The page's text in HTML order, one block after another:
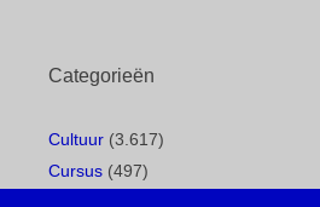
Categorieën
Cultuur (3.617)
Cursus (497)